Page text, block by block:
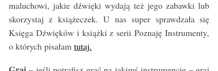
maluchowi, jakie dźwięki wydają też jego zabawki lub
skorzystaj z książeczek. U nas super sprawdzała się
Księga Dźwięków i książki z serii Poznaję Instrumenty,
o których pisałam tutaj.